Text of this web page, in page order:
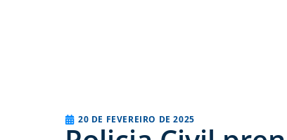
20 DE FEVEREIRO DE 2025